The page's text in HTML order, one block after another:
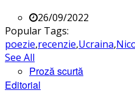
26/09/2022
Popular Tags:
poezie,recenzie,Ucraina,
See All
Proză scurtă
Editorial